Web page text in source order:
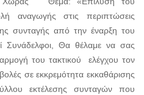
αναγωγής στις περιπτώσεις
συνταγής από την έναρξη του
Συνάδελφοι, Θα θέλαμε να σας
του τακτικού ελέγχου τον
σε εκκρεμότητα εκκαθάρισης
εκτέλεσης συνταγών που